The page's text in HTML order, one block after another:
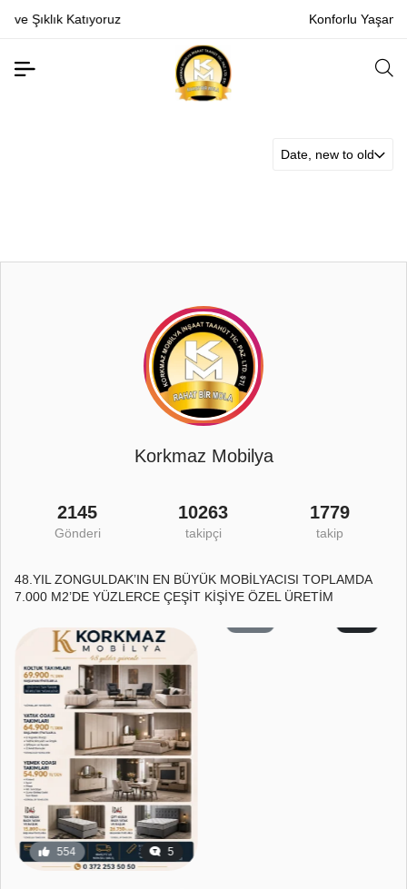
Konforlu Yaşam Alanları
Date, new to old
Korkmaz Mobilya
2145
Gönderi
10263
takipçi
1779
takip
48.YIL ZONGULDAK’IN EN BÜYÜK MOBİLYACISI TOPLAMDA
7.000 M2’DE YÜZLERCE ÇEŞİT KİŞİYE ÖZEL ÜRETİM
554 5